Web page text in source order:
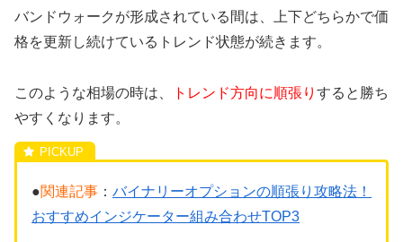
バンドウォークが形成されている間は、上下どちらかで価
格を更新し続けているトレンド状態が続きます。
このような相場の時は、 トレンド方向に順張り すると勝ち
やすくなります。
●関連記事 ： バイナリーオプションの順張り攻略法！
おすすめインジケーター組み合わせTOP3